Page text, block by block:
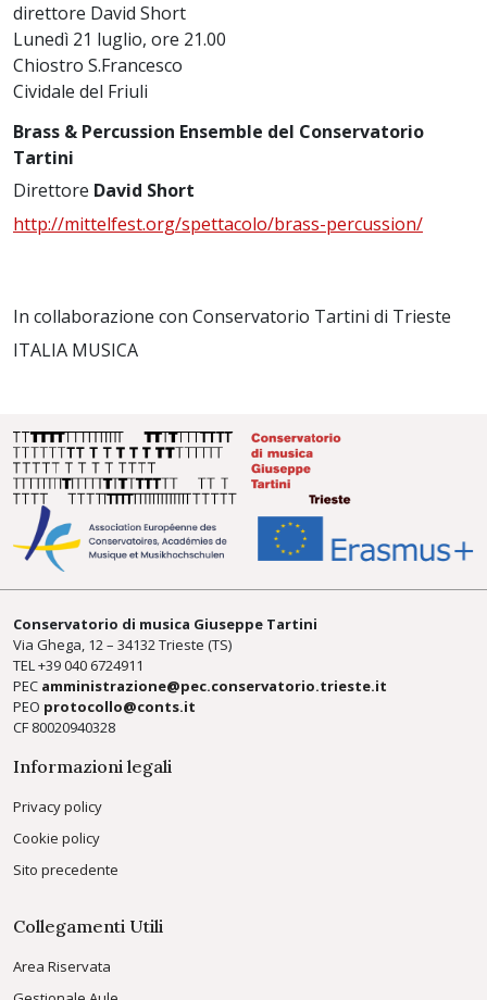
direttore David Short
Lunedì 21 luglio, ore 21.00
Chiostro S.Francesco
Cividale del Friuli
Brass & Percussion Ensemble del Conservatorio
Tartini
Direttore David Short
http://mittelfest.org/spettacolo/brass-percussion/
In collaborazione con Conservatorio Tartini di Trieste
ITALIA MUSICA
Conservatorio di musica Giuseppe Tartini
Via Ghega, 12 – 34132 Trieste (TS)
TEL +39040 6724911
PEC amministrazione@pec.conservatorio.trieste.it
PEO protocollo@conts.it
CF 80020940328
Informazioni legali
Privacy policy
Cookie policy
Sito precedente
Collegamenti Utili
Area Riservata